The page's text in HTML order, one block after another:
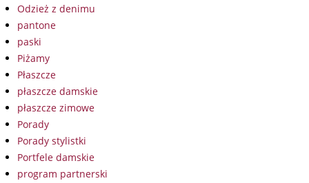
Odzież z denimu
pantone
paski
Piżamy
Płaszcze
płaszcze damskie
płaszcze zimowe
Porady
Porady stylistki
Portfele damskie
program partnerski